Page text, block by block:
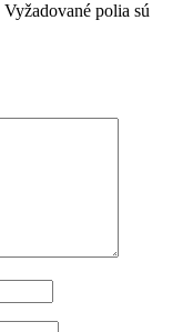
Vyžadované polia sú